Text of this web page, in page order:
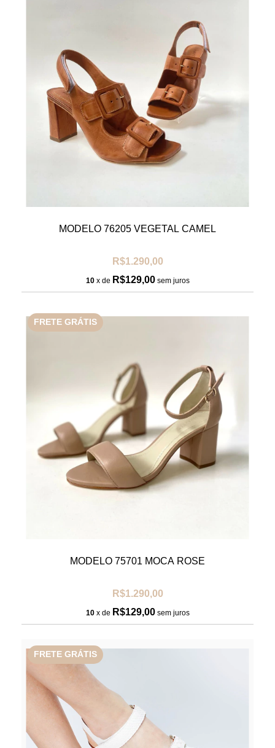
MODELO 76205 VEGETAL CAMEL
R$1.290,00
10 x de R$129,00 sem juros
FRETE GRÁTIS
MODELO 75701 MOCA ROSE
R$1.290,00
10 x de R$129,00 sem juros
FRETE GRÁTIS